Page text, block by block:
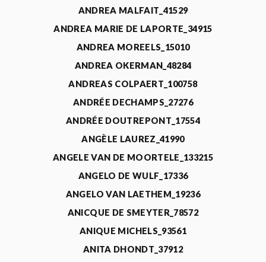
ANDREA MALFAIT_41529
ANDREA MARIE DE LAPORTE_34915
ANDREA MOREELS_15010
ANDREA OKERMAN_48284
ANDREAS COLPAERT_100758
ANDRÉE DECHAMPS_27276
ANDRÉE DOUTREPONT_17554
ANGÈLE LAUREZ_41990
ANGELE VAN DE MOORTELE_133215
ANGELO DE WULF_17336
ANGELO VAN LAETHEM_19236
ANICQUE DE SMEYTER_78572
ANIQUE MICHELS_93561
ANITA DHONDT_37912